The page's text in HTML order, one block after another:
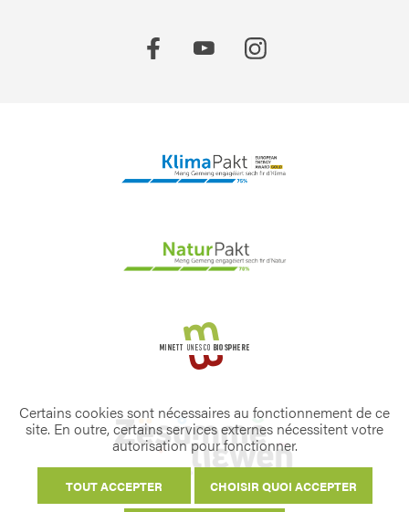
Certains cookies sont nécessaires au fonctionnement de ce
site. En outre, certains services externes nécessitent votre
autorisation pour fonctionner.
TOUT ACCEPTER CHOISIR QUOI ACCEPTER